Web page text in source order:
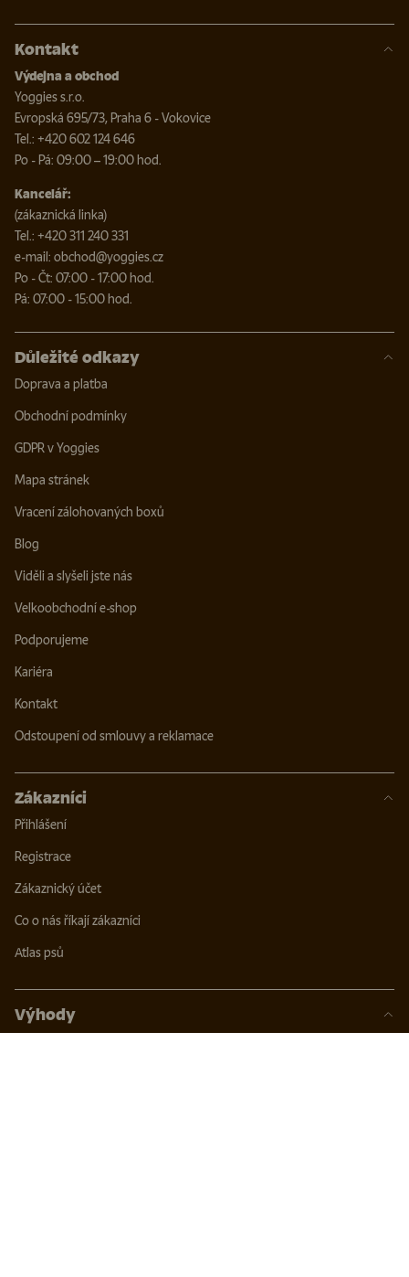
Kontakt
Výdejna a obchod
Yoggies s.r.o.
Evropská 695/73, Praha 6 - Vokovice
Tel.: +420 602 124 646
Po - Pá: 09:00 – 19:00 hod.
Kancelář:
(zákaznická linka)
Tel.: +420 311 240 331
e-mail: obchod@yoggies.cz
Po - Čt: 07:00 - 17:00 hod.
Pá: 07:00 - 15:00 hod.
Důležité odkazy
Doprava a platba
Obchodní podmínky
GDPR v Yoggies
Mapa stránek
Vracení zálohovaných boxů
Blog
Viděli a slyšeli jste nás
Velkoobchodní e-shop
Podporujeme
Kariéra
Kontakt
Odstoupení od smlouvy a reklamace
Zákazníci
Přihlášení
Registrace
Zákaznický účet
Co o nás říkají zákazníci
Atlas psů
Výhody